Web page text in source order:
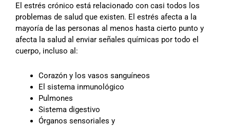
El estrés crónico está relacionado con casi todos los
problemas de salud que existen. El estrés afecta a la
mayoría de las personas al menos hasta cierto punto y
afecta la salud al enviar señales químicas por todo el
cuerpo, incluso al:
Corazón y los vasos sanguíneos
El sistema inmunológico
Pulmones
Sistema digestivo
Órganos sensoriales y